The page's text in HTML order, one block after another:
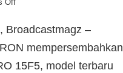
Off
Broadcastmagz –
mempersembahkan
15F5, model terbaru